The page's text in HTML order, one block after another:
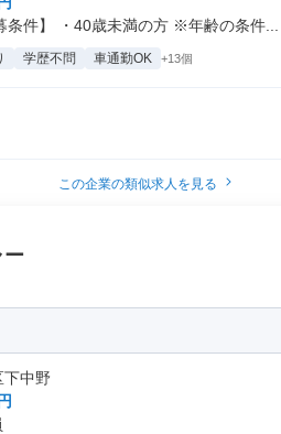
件】 ・40歳未満の方 ※年齢の条件...
学歴不問 車通勤OK +13個
この企業の類似求人を見る
中野